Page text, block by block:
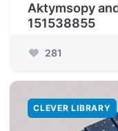
Aktymsopy
151538855
281
CLEVER LIBRARY